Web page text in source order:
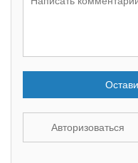
Авторизоваться